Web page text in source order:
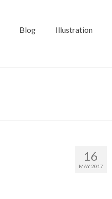
Blog Illustration
16
MAY 2017